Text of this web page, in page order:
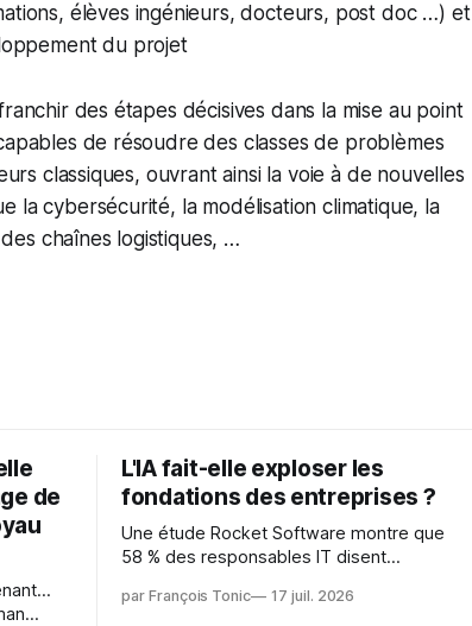
élèves ingénieurs, docteurs, post doc …) et
du projet
des étapes décisives dans la mise au point
de résoudre des classes de problèmes
classiques, ouvrant ainsi la voie à de nouvelles
la cybersécurité, la modélisation climatique, la
chaînes logistiques, …
de
L'IA fait-elle exploser les
fondations des entreprises ?
Une étude Rocket Software montre que
58 % des responsables IT disent
émergentes telles que l'IA. Mais l'IA est
par François Tonic 17 juil. 2026